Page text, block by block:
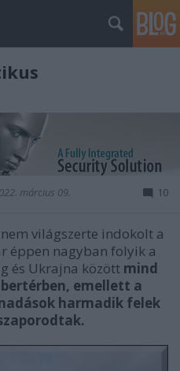
március 09. 10
világszerte indokolt a
éppen nagyban folyik a
és Ukrajna között mind
emellett a
harmadik felek